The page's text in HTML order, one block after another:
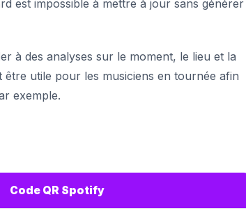
est impossible à mettre à jour sans générer
à des analyses sur le moment, le lieu et la
utile pour les musiciens en tournée afin
exemple.
Code QR Spotify